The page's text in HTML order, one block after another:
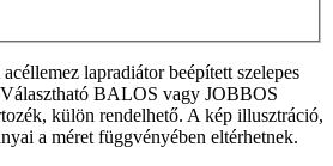
lapradiátor beépített szelepes
BALOS vagy JOBBOS
külön rendelhető. A kép illusztráció,
a méret függvényében eltérhetnek.